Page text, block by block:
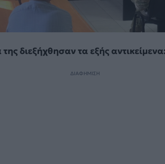
διεξήχθησαν τα εξής αντικείμενα:
ΔΙΑΦΗΜΙΣΗ